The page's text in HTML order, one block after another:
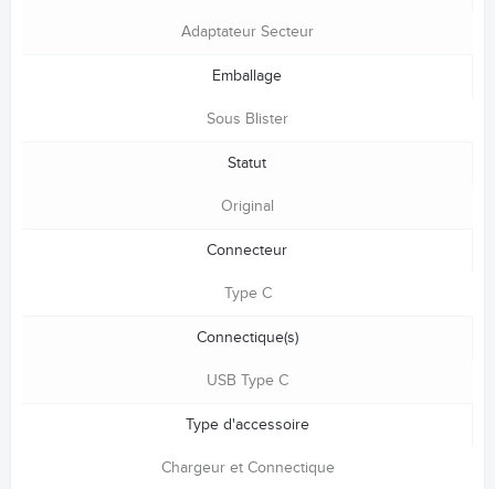
Adaptateur Secteur
Emballage
Sous Blister
Statut
Original
Connecteur
Type C
Connectique(s)
USB Type C
Type d'accessoire
Chargeur et Connectique